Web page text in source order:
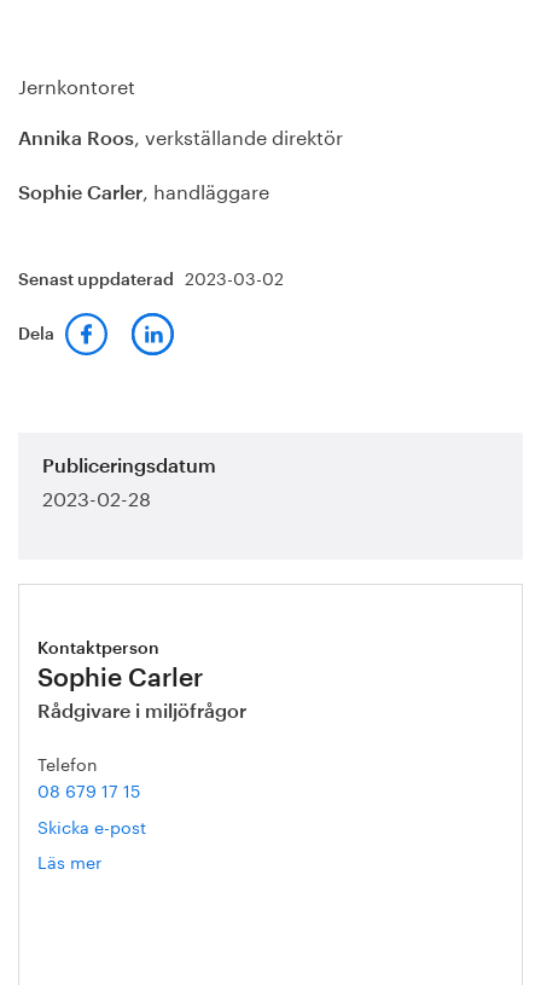
Jernkontoret
Annika Roos, verkställande direktör
Sophie Carler, handläggare
Senast uppdaterad 2023-03-02
Dela
Publiceringsdatum
2023-02-28
Kontaktperson
Sophie Carler
Rådgivare i miljöfrågor
Telefon
08 679 17 15
Skicka e-post
Läs mer